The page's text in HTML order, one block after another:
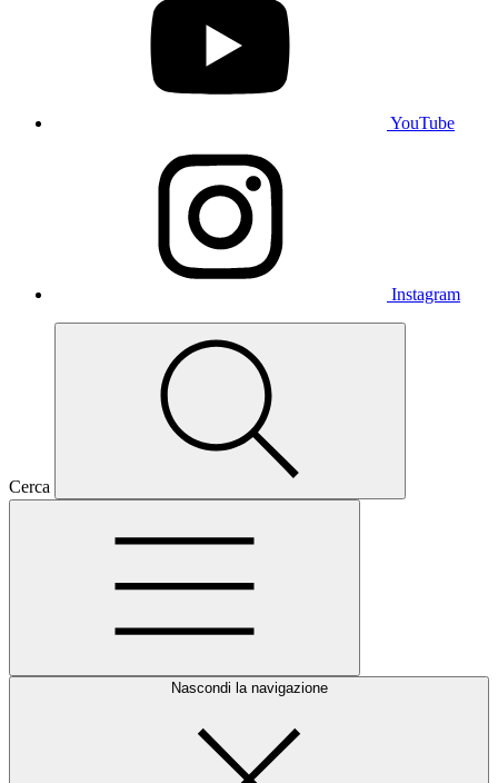
YouTube
Instagram
Cerca
Nascondi la navigazione